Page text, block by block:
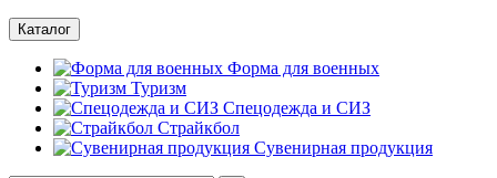
Каталог
Форма для военных
Туризм
Спецодежда и СИЗ
Страйкбол
Сувенирная продукция